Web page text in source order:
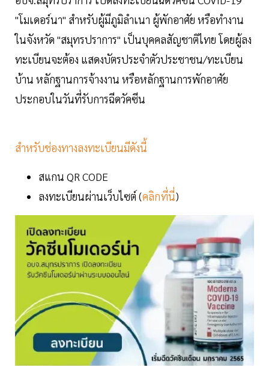
"โมเดอร์นา" สำหรับผู้มีภูมิลำเนา ผู้พักอาศัย หรือทำงาน
ในจังหวัด "สมุทรปราการ" เป็นบุคคลสัญชาติไทย โดยผู้ลง
ทะเบียนจะต้อง แสดงบัตรประจำตัวประชาชน/ทะเบียน
บ้าน หลักฐานการจ้างงาน หรือหลักฐานการพักอาศัย
ประกอบในวันที่รับการฉีดวัคซีน
สำหรับช่องทางลงทะเบียนมีดังนี้
สแกน QR CODE
ลงทะเบียนผ่านเว็บไซต์ (คลิกที่นี่)